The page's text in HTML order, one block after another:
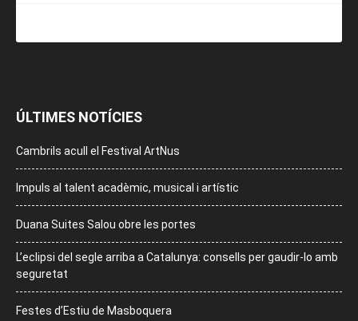
ÚLTIMES NOTÍCIES
Cambrils acull el Festival ArtNus
Impuls al talent acadèmic, musical i artístic
Duana Suites Salou obre les portes
L’eclipsi del segle arriba a Catalunya: consells per gaudir-lo amb
seguretat
Festes d’Estiu de Masboquera